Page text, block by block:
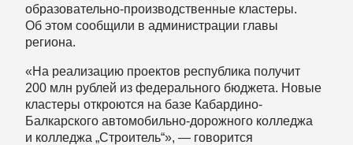
образовательно-производственные кластеры.
Об этом сообщили в администрации главы
региона.
«На реализацию проектов республика получит
200 млн рублей из федерального бюджета. Новые
кластеры откроются на базе Кабардино-
Балкарского автомобильно-дорожного колледжа
и колледжа „Строитель“», — говорится